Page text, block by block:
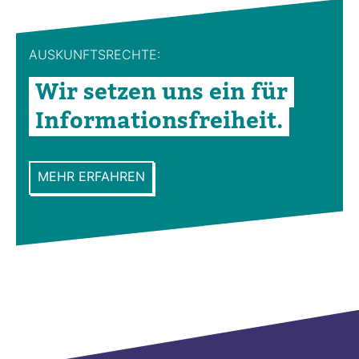
Bei­
träge
AUS­KUNFTS­RECHTE:
Wir setzen uns ein für
Infor­ma­ti­ons­frei­heit.
MEHR ERFAHREN